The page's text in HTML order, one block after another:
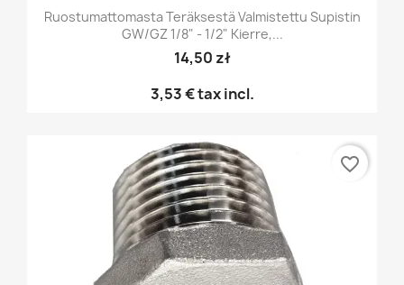
Ruostumattomasta Teräksestä Valmistettu Supistin
GW/GZ 1/8" - 1/2" Kierre,...
14,50 zł
3,53 €tax incl.
favorite_border